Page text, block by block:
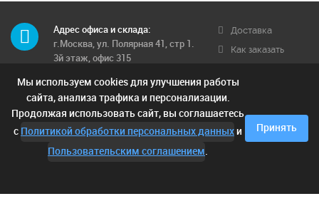
Адрес офиса и склада:
г.Москва, ул. Полярная 41, стр 1.
3й этаж, офис 315
Телефон многоканальный:
8 (495) 662-71-12
8 (925) 249-00-15; 8 (903) 682-42-
05;
Доставка
Как заказать
Условия
доставки
Отзывы
Мы используем cookies для улучшения работы
сайта, анализа трафика и персонализации.
Продолжая использовать сайт, вы соглашаетесь
с Политикой обработки персональных данныхи
Пользовательским соглашением.
Принять